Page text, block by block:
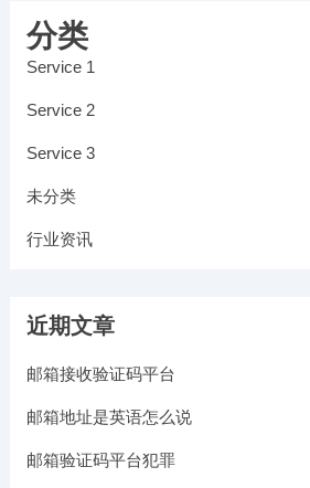
分类
Service 1
Service 2
Service 3
未分类
行业资讯
近期文章
邮箱接收验证码平台
邮箱地址是英语怎么说
邮箱验证码平台犯罪